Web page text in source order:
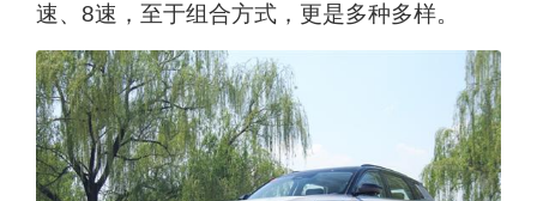
速、8速，至于组合方式，更是多种多样。